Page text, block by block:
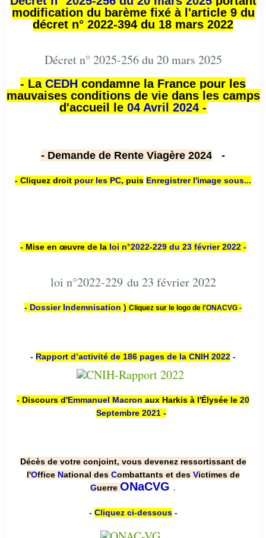
modification du barème fixé à l'article 9 du
décret n° 2022-394 du 18 mars 2022
Décret n° 2025-256 du 20 mars 2025
- La CEDH condamne la France pour les
mauvaises conditions de vie dans les camps
d'accueil le 04 Avril 2024 -
- Demande de Rente Viagère 2024 -
- Cliquez droit pour les PC, puis Enregistrer l'image sous...
- Mise en œuvre de la loi n°2022-229 du 23 février 2022 -
loi n°2022-229 du 23 février 2022
- Dossier Indemnisation ) Cliquez sur le logo de l'ONACVG -
- Rapport d’activité de 186 pages de la CNIH 2022 -
- Discours d'Emmanuel Macron aux Harkis à l'Élysée le 20
Septembre 2021 -
Décès de votre conjoint, vous devenez ressortissant de
l'Office National des Combattants et des Victimes de
Guerre ONaCVG .
- Cliquez ci-dessous-